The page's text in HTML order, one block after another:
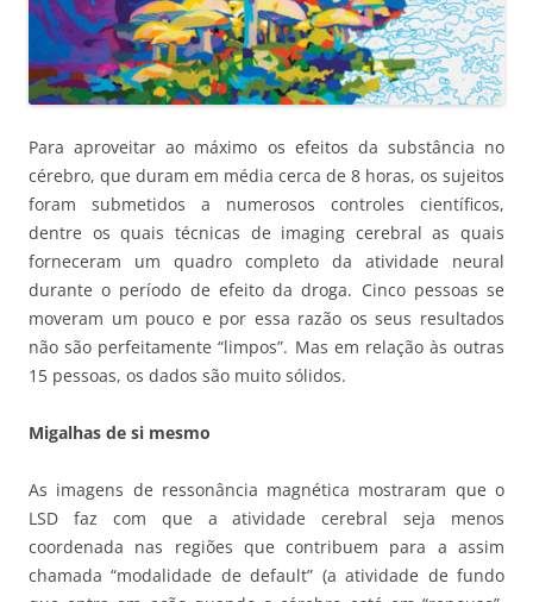
Para aproveitar ao máximo os efeitos da substância no
cérebro, que duram em média cerca de 8 horas, os sujeitos
foram submetidos a numerosos controles científicos,
dentre os quais técnicas de imaging cerebral as quais
forneceram um quadro completo da atividade neural
durante o período de efeito da droga. Cinco pessoas se
moveram um pouco e por essa razão os seus resultados
não são perfeitamente “limpos”. Mas em relação às outras
15 pessoas, os dados são muito sólidos.
Migalhas de si mesmo
As imagens de ressonância magnética mostraram que o
LSD faz com que a atividade cerebral seja menos
coordenada nas regiões que contribuem para a assim
chamada “modalidade de default” (a atividade de fundo